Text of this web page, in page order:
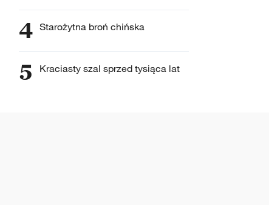
4 Starożytna broń chińska
5 Kraciasty szal sprzed tysiąca lat